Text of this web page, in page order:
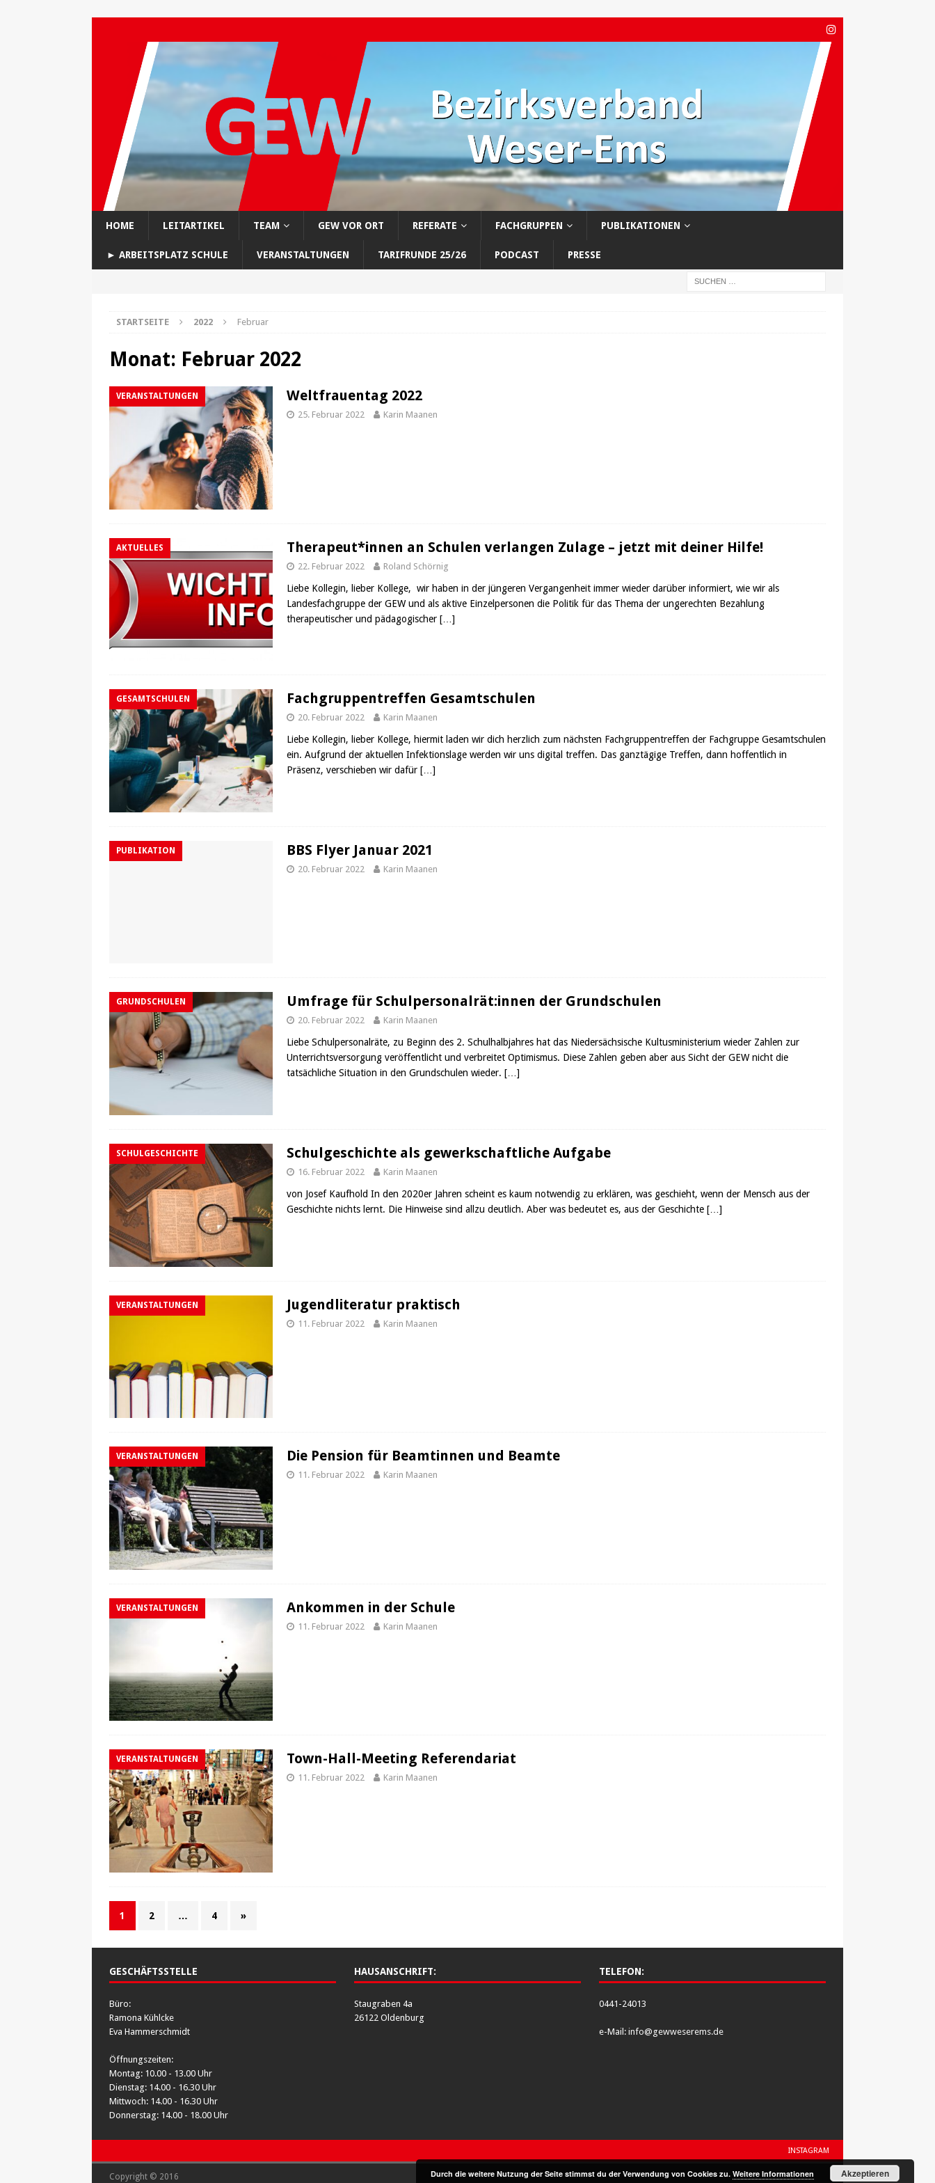
HOME LEITARTIKEL TEAM GEW VOR ORT REFERATE FACHGRUPPEN PUBLIKATIONEN
► ARBEITSPLATZ SCHULE VERANSTALTUNGEN TARIFRUNDE 25/26 PODCAST PRESSE
STARTSEITE 2022 Februar
Monat: Februar 2022
VERANSTALTUNGEN Weltfrauentag 2022
25. Februar 2022 Karin Maanen
AKTUELLES Therapeut*innen an Schulen verlangen Zulage – jetzt mit deiner Hilfe!
22. Februar 2022 Roland Schörnig
Liebe Kollegin, lieber Kollege, wir haben in der jüngeren Vergangenheit immer wieder darüber informiert, wie wir als
Landesfachgruppe der GEW und als aktive Einzelpersonen die Politik für das Thema der ungerechten Bezahlung
therapeutischer und pädagogischer […]
GESAMTSCHULEN Fachgruppentreffen Gesamtschulen
20. Februar 2022 Karin Maanen
Liebe Kollegin, lieber Kollege, hiermit laden wir dich herzlich zum nächsten Fachgruppentreffen der Fachgruppe Gesamtschulen
ein. Aufgrund der aktuellen Infektionslage werden wir uns digital treffen. Das ganztägige Treffen, dann hoffentlich in
Präsenz, verschieben wir dafür […]
PUBLIKATION BBS Flyer Januar 2021
20. Februar 2022 Karin Maanen
GRUNDSCHULEN Umfrage für Schulpersonalrät:innen der Grundschulen
20. Februar 2022 Karin Maanen
Liebe Schulpersonalräte, zu Beginn des 2. Schulhalbjahres hat das Niedersächsische Kultusministerium wieder Zahlen zur
Unterrichtsversorgung veröffentlicht und verbreitet Optimismus. Diese Zahlen geben aber aus Sicht der GEW nicht die
tatsächliche Situation in den Grundschulen wieder. […]
SCHULGESCHICHTE Schulgeschichte als gewerkschaftliche Aufgabe
16. Februar 2022 Karin Maanen
von Josef Kaufhold In den 2020er Jahren scheint es kaum notwendig zu erklären, was geschieht, wenn der Mensch aus der
Geschichte nichts lernt. Die Hinweise sind allzu deutlich. Aber was bedeutet es, aus der Geschichte […]
VERANSTALTUNGEN Jugendliteratur praktisch
11. Februar 2022 Karin Maanen
VERANSTALTUNGEN Die Pension für Beamtinnen und Beamte
11. Februar 2022 Karin Maanen
VERANSTALTUNGEN Ankommen in der Schule
11. Februar 2022 Karin Maanen
VERANSTALTUNGEN Town-Hall-Meeting Referendariat
11. Februar 2022 Karin Maanen
1 2 … 4 »
GESCHÄFTSSTELLE
Büro:
Ramona Kühlcke
Eva Hammerschmidt
Öffnungszeiten:
Montag: 10.00 - 13.00 Uhr
Dienstag: 14.00 - 16.30 Uhr
Mittwoch: 14.00 - 16.30 Uhr
Donnerstag: 14.00 - 18.00 Uhr
HAUSANSCHRIFT:
Staugraben 4a
26122 Oldenburg
TELEFON:
0441-24013
e-Mail: info@gewweserems.de
INSTAGRAM
Copyright © 2016 Durch die weitere Nutzung der Seite stimmst du der Verwendung von Cookies zu. Weitere Informationen Akzeptieren